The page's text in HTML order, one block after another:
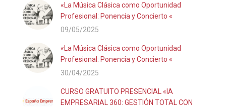
«La Música Clásica como Oportunidad
Profesional: Ponencia y Concierto «
09/05/2025
«La Música Clásica como Oportunidad
Profesional: Ponencia y Concierto «
30/04/2025
CURSO GRATUITO PRESENCIAL «IA
EMPRESARIAL 360: GESTIÓN TOTAL CON